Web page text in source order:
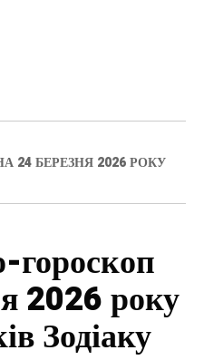
БЕРЕЗНЯ 2026 РОКУ
гороскоп
2026 року
Зодіаку